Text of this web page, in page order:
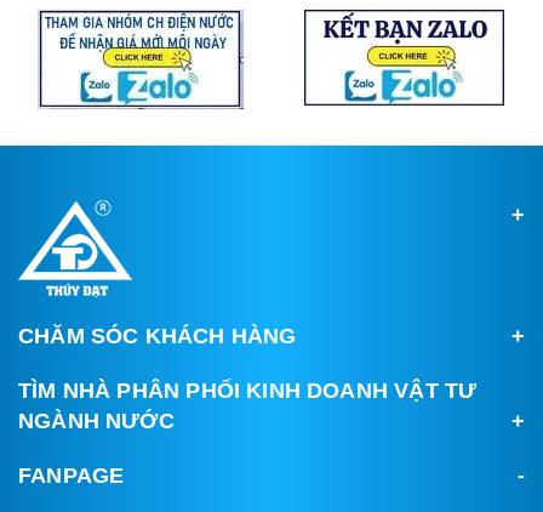
CHĂM SÓC KHÁCH HÀNG
TÌM NHÀ PHÂN PHỐI KINH DOANH VẬT TƯ
NGÀNH NƯỚC
FANPAGE